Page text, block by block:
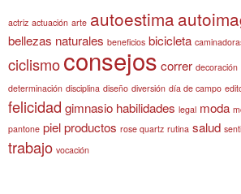
actriz actuación arte autoestima
bellezas naturales beneficios bicicleta
ciclismoconsejos correr decoración
determinación disciplina diseño diversión día de campo
felicidad gimnasio habilidades legal moda
pantone pielproductos rose quartz rutina salud
trabajo vocación